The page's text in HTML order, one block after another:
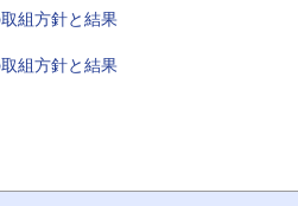
組方針と結果
組方針と結果